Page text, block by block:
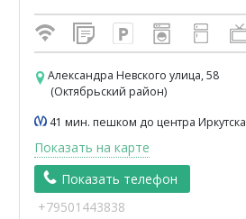
Александра Невского улица, 58
(Октябрьский район)
41 мин. пешком до центра Иркутска
Показать на карте
Показать телефон
+79501443838